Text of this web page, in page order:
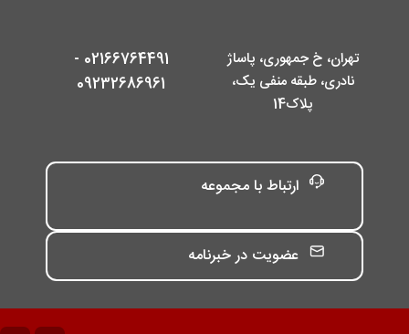
تهران، خ جمهوری، پاساژ
نادری، طبقه منفی یک،
پلاک14
02166764491 -
09232686961
ارتباط با مجموعه
عضویت در خبرنامه